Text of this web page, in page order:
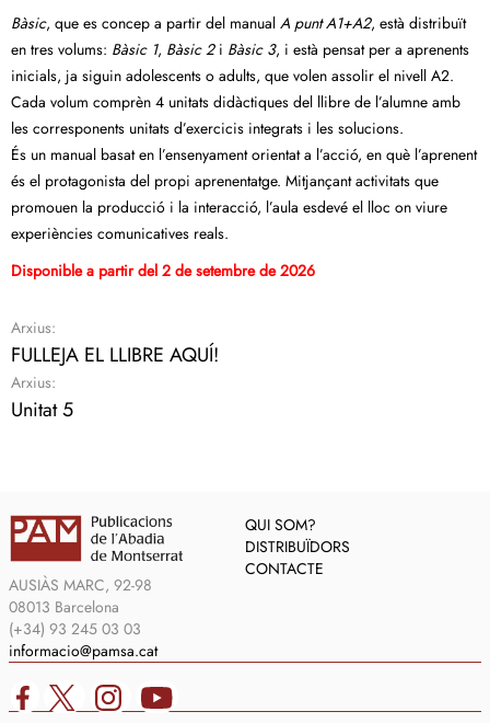
Bàsic, que es concep a partir del manual A punt A1+A2, està distribuït
en tres volums: Bàsic 1, Bàsic 2 i Bàsic 3, i està pensat per a aprenents
inicials, ja siguin adolescents o adults, que volen assolir el nivell A2.
Cada volum comprèn 4 unitats didàctiques del llibre de l’alumne amb
les corresponents unitats d’exercicis integrats i les solucions.
És un manual basat en l’ensenyament orientat a l’acció, en què l’aprenent
és el protagonista del propi aprenentatge. Mitjançant activitats que
promouen la producció i la interacció, l’aula esdevé el lloc on viure
experiències comunicatives reals.
Disponible a partir del 2 de setembre de 2026
Arxius:
FULLEJA EL LLIBRE AQUÍ!
Arxius:
Unitat 5
AUSIÀS MARC, 92-98
08013 Barcelona
(+34) 93 245 03 03
informacio@pamsa.cat
QUI SOM?
DISTRIBUÏDORS
CONTACTE